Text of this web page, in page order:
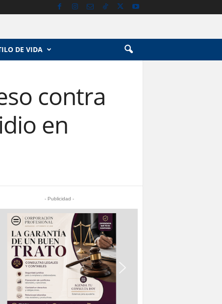
DE VIDA
contra
en
- Publicidad -